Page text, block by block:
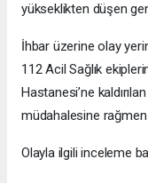
yükseklikten düşen
İhbar üzerine olay
112 Acil Sağlık
Hastanesi’ne
müdahalesine rağmen
Olayla ilgili inceleme